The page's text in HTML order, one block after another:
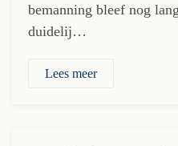
bemanning bleef nog
duidelij…
Lees meer